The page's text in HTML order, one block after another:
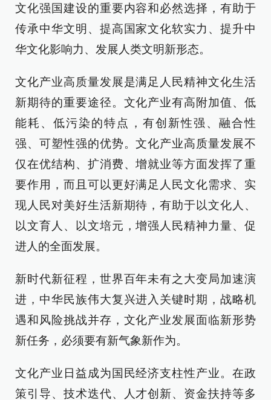
文化强国建设的重要内容和必然选择，有助于
传承中华文明、提高国家文化软实力、提升中
华文化影响力、发展人类文明新形态。
文化产业高质量发展是满足人民精神文化生活
新期待的重要途径。文化产业有高附加值、低
能耗、低污染的特点，有创新性强、融合性
强、可塑性强的优势。文化产业高质量发展不
仅在优结构、扩消费、增就业等方面发挥了重
要作用，而且可以更好满足人民文化需求、实
现人民对美好生活新期待，有助于以文化人、
以文育人、以文培元，增强人民精神力量、促
进人的全面发展。
新时代新征程，世界百年未有之大变局加速演
进，中华民族伟大复兴进入关键时期，战略机
遇和风险挑战并存，文化产业发展面临新形势
新任务，必须要有新气象新作为。
文化产业日益成为国民经济支柱性产业。在政
策引导、技术迭代、人才创新、资金扶持等多